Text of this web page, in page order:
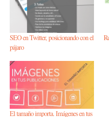
SEO en Twitter, posicionando con el
pájaro
El tamaño importa. Imágenes en tus